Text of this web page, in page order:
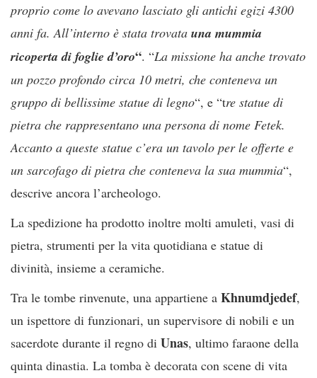
proprio come lo avevano lasciato gli antichi egizi 4300
anni fa. All’interno è stata trovata una mummia
ricoperta di foglie d’oro“. “La missione ha anche trovato
un pozzo profondo circa 10 metri, che conteneva un
gruppo di bellissime statue di legno“, e “tre statue di
pietra che rappresentano una persona di nome Fetek.
Accanto a queste statue c’era un tavolo per le offerte e
un sarcofago di pietra che conteneva la sua mummia“,
descrive ancora l’archeologo.
La spedizione ha prodotto inoltre molti amuleti, vasi di
pietra, strumenti per la vita quotidiana e statue di
divinità, insieme a ceramiche.
Tra le tombe rinvenute, una appartiene a Khnumdjedef,
un ispettore di funzionari, un supervisore di nobili e un
sacerdote durante il regno di Unas, ultimo faraone della
quinta dinastia. La tomba è decorata con scene di vita